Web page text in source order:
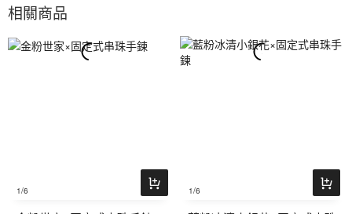
相關商品
1/6 1/6